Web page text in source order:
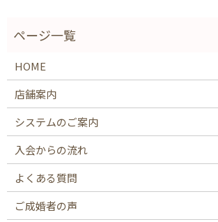
HOME
店舗案内
システムのご案内
入会からの流れ
よくある質問
ご成婚者の声